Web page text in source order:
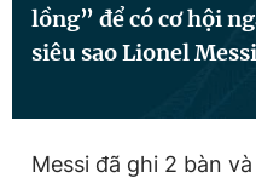
Theo dõi báo trên
Hotline
lồng” để có cơ hội
siêu sao Lionel
Messi đã ghi 2 bàn